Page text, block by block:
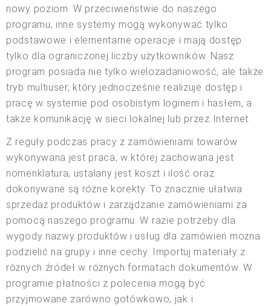
nowy poziom. W przeciwieństwie do naszego
programu, inne systemy mogą wykonywać tylko
podstawowe i elementarne operacje i mają dostęp
tylko dla ograniczonej liczby użytkowników. Nasz
program posiada nie tylko wielozadaniowość, ale także
tryb multiuser, który jednocześnie realizuje dostęp i
pracę w systemie pod osobistym loginem i hasłem, a
także komunikację w sieci lokalnej lub przez Internet.
Z reguły podczas pracy z zamówieniami towarów
wykonywana jest praca, w której zachowana jest
nomenklatura, ustalany jest koszt i ilość oraz
dokonywane są różne korekty. To znacznie ułatwia
sprzedaż produktów i zarządzanie zamówieniami za
pomocą naszego programu. W razie potrzeby dla
wygody nazwy produktów i usług dla zamówień można
podzielić na grupy i inne cechy. Importuj materiały z
różnych źródeł w różnych formatach dokumentów. W
programie płatności z polecenia mogą być
przyjmowane zarówno gotówkowo, jak i